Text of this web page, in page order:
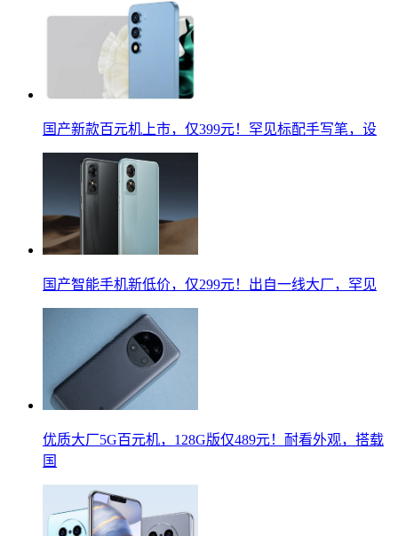
国产新款百元机上市，仅399元！罕见标配手写笔，设
国产智能手机新低价，仅299元！出自一线大厂，罕见
优质大厂5G百元机，128G版仅489元！耐看外观，搭载
国